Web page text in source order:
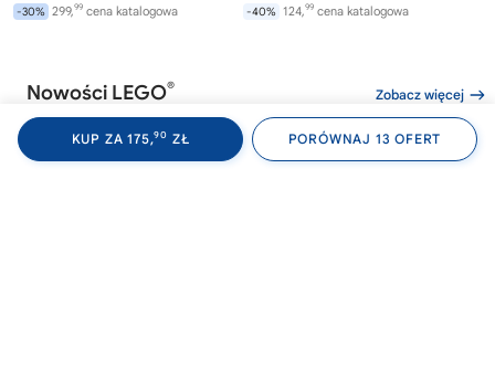
KUP ZA 175,90 ZŁ PORÓWNAJ 13 OFERT
-30% 299,99 cena katalogowa -40% 124,99 cena katalogowa
Nowości LEGO® Zobacz więcej